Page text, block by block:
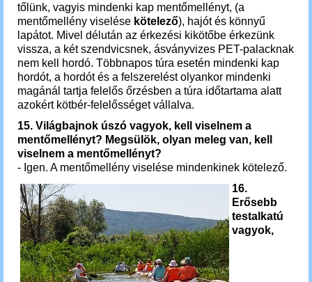
tőlünk, vagyis mindenki kap mentőmellényt, (a
mentőmellény viselése kötelező), hajót és könnyű
lapátot. Mivel délután az érkezési kikötőbe érkezünk
vissza, a két szendvicsnek, ásványvizes PET-palacknak
nem kell hordó. Többnapos túra esetén mindenki kap
hordót, a hordót és a felszerelést olyankor mindenki
magánál tartja felelős őrzésben a túra időtartama alatt
azokért kötbér-felelősséget vállalva.
15. Világbajnok úszó vagyok, kell viselnem a
mentőmellényt? Megsülök, olyan meleg van, kell
viselnem a mentőmellényt?
- Igen. A mentőmellény viselése mindenkinek kötelező.
16.
Erősebb
testalkatú
vagyok,